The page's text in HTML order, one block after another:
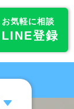
お気軽に相談
LINE登録